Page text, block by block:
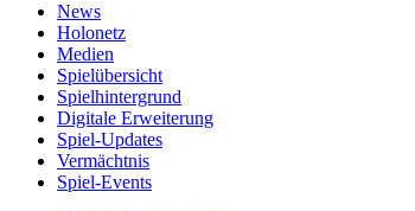
News
Holonetz
Medien
Spielübersicht
Spielhintergrund
Digitale Erweiterung
Spiel-Updates
Vermächtnis
Spiel-Events